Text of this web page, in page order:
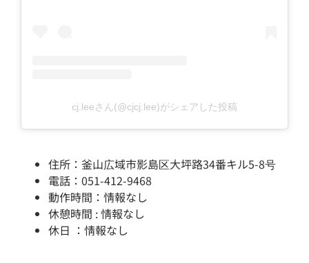
cj.leeさん(@cjcj.lee)がシェアした投稿
住所：釜山広域市影島区大坪路34番キル5-8号
電話：051-412-9468
動作時間：情報なし
休憩時間 : 情報なし
休日 ：情報なし